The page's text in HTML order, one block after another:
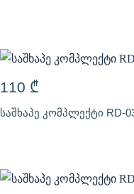
110 ₾
საშხაპე კომპლექტი RD-